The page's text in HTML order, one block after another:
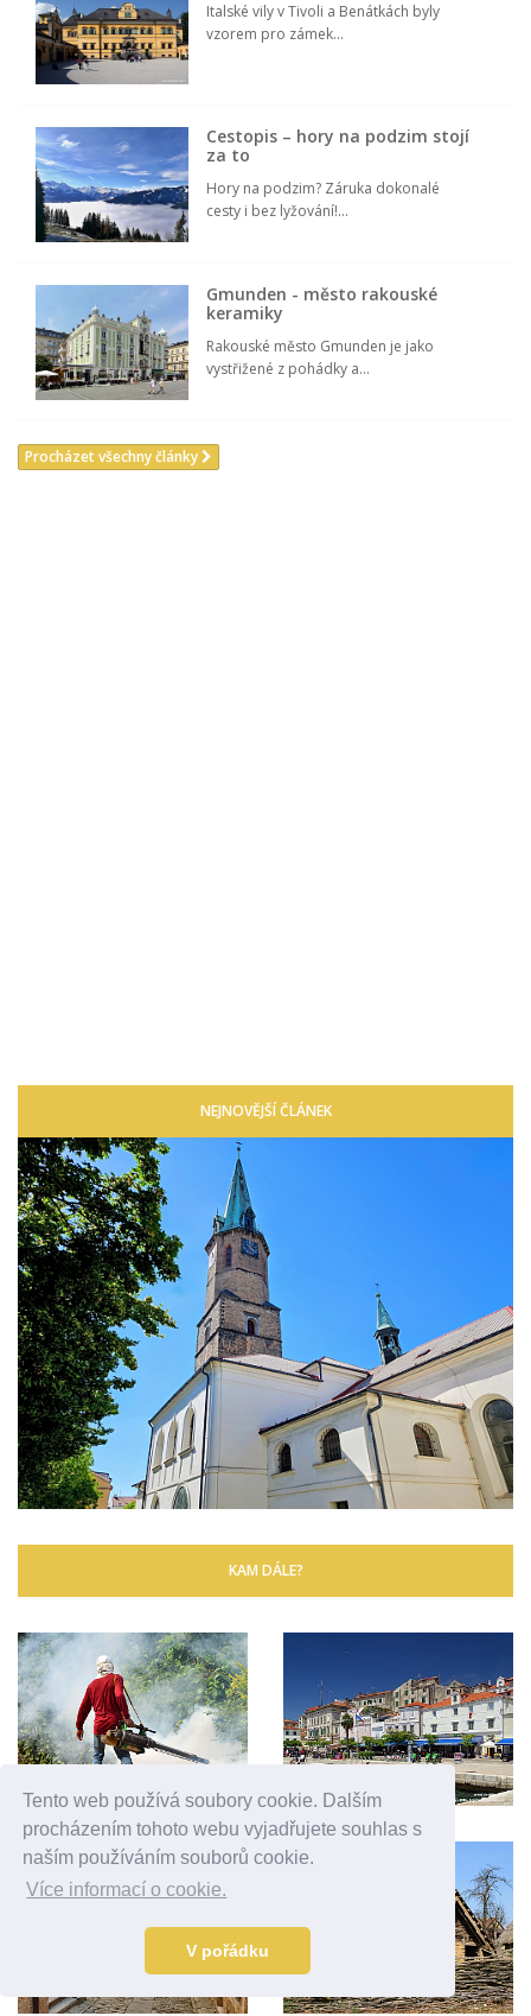
Tento web používá soubory cookie. Dalším
procházením tohoto webu vyjadřujete souhlas s
naším používáním souborů cookie.
Více informací o cookie.
V pořádku
Italské vily v Tivoli a Benátkách byly
vzorem pro zámek...
Cestopis – hory na podzim stojí
za to
Hory na podzim? Záruka dokonalé
cesty i bez lyžování!...
Gmunden - město rakouské
keramiky
Rakouské město Gmunden je jako
vystřižené z pohádky a...
Procházet všechny články
NEJNOVĚJŠÍ ČLÁNEK
KAM DÁLE?